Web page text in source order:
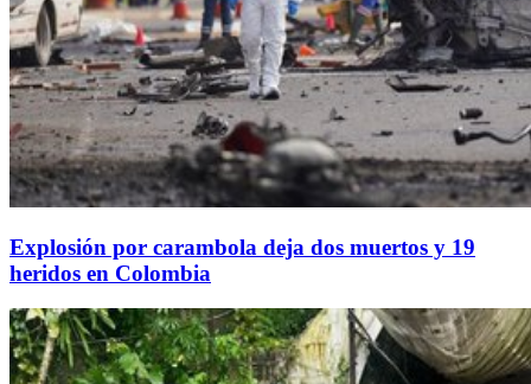
Explosión por carambola deja dos muertos y 19
heridos en Colombia